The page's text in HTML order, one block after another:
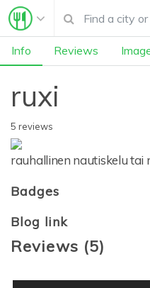
Info Reviews
ruxi
5 reviews
rauhallinen nautiskelu tai
Badges
Blog link
Reviews (5)